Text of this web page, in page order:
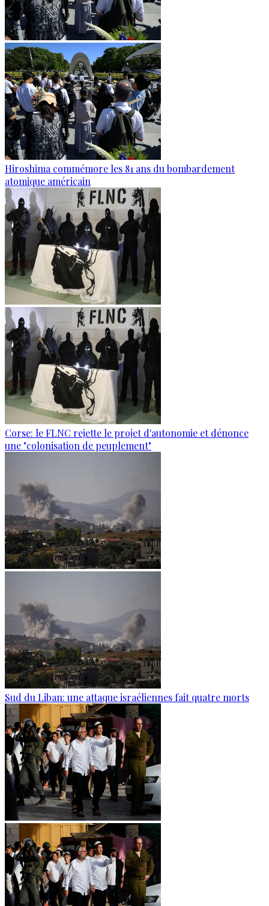
Hiroshima commémore les 81 ans du bombardement
atomique américain
Corse: le FLNC rejette le projet d'autonomie et dénonce
une "colonisation de peuplement"
Sud du Liban: une attaque israéliennes fait quatre morts